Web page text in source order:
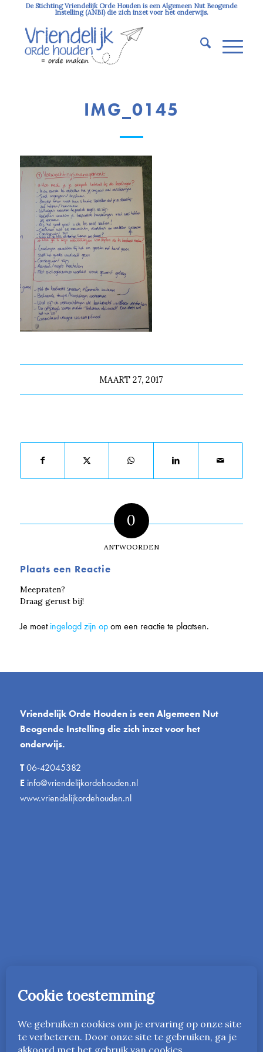
De Stichting Vriendelijk Orde Houden is een Algemeen Nut Beogende
Instelling (ANBI) die zich inzet voor het onderwijs.
IMG_0145
MAART 27, 2017
0
ANTWOORDEN
Plaats een Reactie
Meepraten?
Draag gerust bij!
Je moetingelogd zijn opom een reactie te plaatsen.
Vriendelijk Orde Houden is een Algemeen Nut
Beogende Instelling die zich inzet voor het
onderwijs.
T06-42045382
E info@vriendelijkordehouden.nl
www.vriendelijkordehouden.nl
gestart in Nederland. Vanaf 2023 is deze ook beschikbaar
in het Engels alswww.friendlyandfairteaching.com